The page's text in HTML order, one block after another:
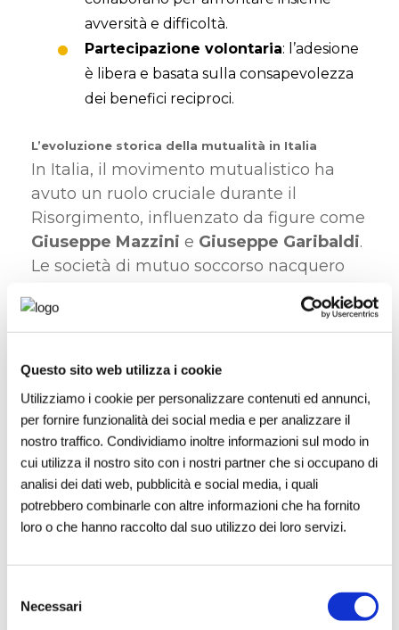
Questo sito web utilizza i cookie
Utilizziamo i cookie per personalizzare contenuti ed annunci,
per fornire funzionalità dei social media e per analizzare il
nostro traffico. Condividiamo inoltre informazioni sul modo in
cui utilizza il nostro sito con i nostri partner che si occupano di
analisi dei dati web, pubblicità e social media, i quali
potrebbero combinarle con altre informazioni che ha fornito
loro o che hanno raccolto dal suo utilizzo dei loro servizi.
delNecessari
avversità e difficoltà.
Partecipazione volontaria: l’adesione
è libera e basata sulla consapevolezza
dei benefici reciproci.
L’evoluzione storica della mutualità in Italia
In Italia, il movimento mutualistico ha
avuto un ruolo cruciale durante il
Risorgimento, influenzato da figure come
Giuseppe Mazzini e Giuseppe Garibaldi.
Le società di mutuo soccorso nacquero
condizioni di lavoratori, artigiani e piccoli
imprenditori. Alcune tappe normative
fondamentali includono:
Legge 15 aprile 1886, n. 3818: la prima
disciplina giuridica delle società di
mutuo soccorso.
Periodo fascista: evoluzione del
concetto in chiave corporativa.
ampliamento dei servizi mutualistici in